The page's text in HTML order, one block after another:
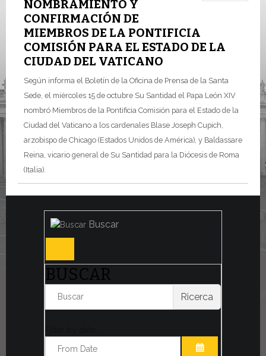
NOMBRAMIENTO Y
CONFIRMACIÓN DE
MIEMBROS DE LA PONTIFICIA
COMISIÓN PARA EL ESTADO DE LA
CIUDAD DEL VATICANO
Según informa el Boletín de la Oficina de Prensa de la Santa
Sede, el miércoles 15 de octubre Su Santidad el Papa León XIV
nombró Miembros de la Pontificia Comisión para el Estado de la
Ciudad del Vaticano a los cardenales Blase Joseph Cupich,
arzobispo de Chicago (Estados Unidos de América), y Baldassare
Reina, vicario general de Su Santidad para la Diócesis de Roma
(Italia).
Buscar
BUSCAR
Ricerca